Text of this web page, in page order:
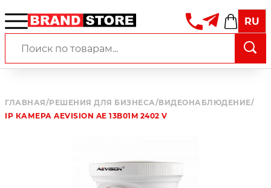
RU
ГЛАВНАЯ/РЕШЕНИЯ ДЛЯ БИЗНЕСА/ВИДЕОНАБЛЮДЕНИЕ/
IP КАМЕРА AEVISION AE 13B01M 2402 V